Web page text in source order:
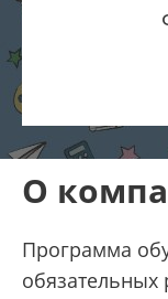
О
Программа
обязательных